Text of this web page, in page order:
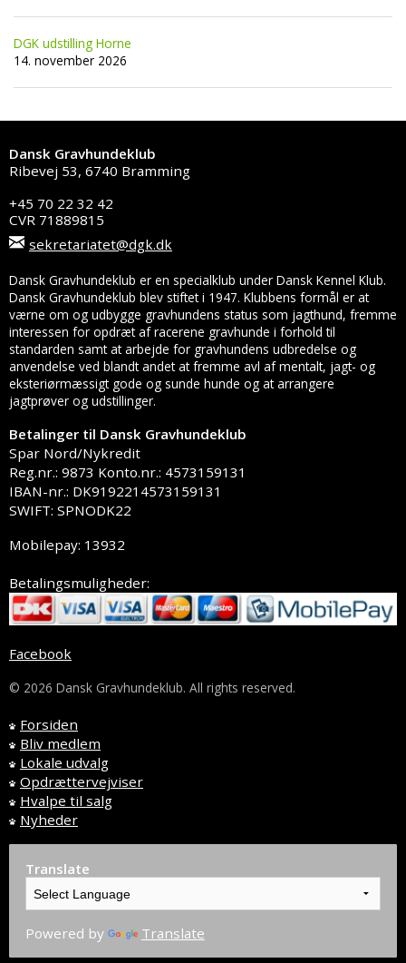
DGK udstilling Horne
14. november 2026
Dansk Gravhundeklub
Ribevej 53, 6740 Bramming
+45 70 22 32 42
CVR 71889815
sekretariatet@dgk.dk
Dansk Gravhundeklub er en specialklub under Dansk Kennel Klub.
Dansk Gravhundeklub blev stiftet i 1947. Klubbens formål er at
værne om og udbygge gravhundens status som jagthund, fremme
interessen for opdræt af racerene gravhunde i forhold til
standarden samt at arbejde for gravhundens udbredelse og
anvendelse ved blandt andet at fremme avl af mentalt, jagt- og
eksteriørmæssigt gode og sunde hunde og at arrangere
jagtprøver og udstillinger.
Betalinger til Dansk Gravhundeklub
Spar Nord/Nykredit
Reg.nr.: 9873 Konto.nr.: 4573159131
IBAN-nr.: DK9192214573159131
SWIFT: SPNODK22
Mobilepay: 13932
Betalingsmuligheder:
Facebook
© 2026 Dansk Gravhundeklub. All rights reserved.
Forsiden
Bliv medlem
Lokale udvalg
Opdrættervejviser
Hvalpe til salg
Nyheder
Translate
Powered by Translate